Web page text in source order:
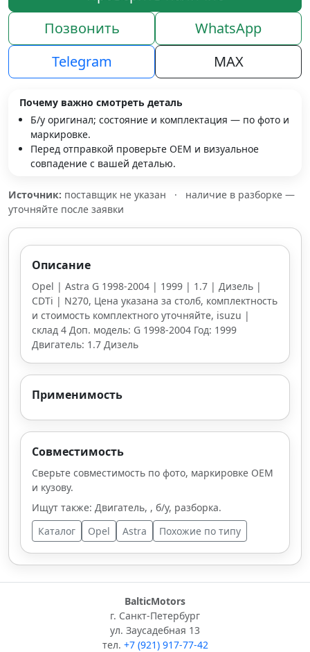
Позвонить
WhatsApp
Telegram
MAX
Почему важно смотреть деталь
Б/у оригинал; состояние и комплектация — по фото и
маркировке.
Перед отправкой проверьте OEM и визуальное
совпадение с вашей деталью.
Источник: поставщик не указан ·
наличие в разборке —
уточняйте после заявки
Описание
Opel | Astra G 1998-2004 | 1999 | 1.7 | Дизель |
CDTi | N270, Цена указана за столб, комплектность
и стоимость комплектного уточняйте, isuzu |
склад 4 Доп. модель: G 1998-2004 Год: 1999
Двигатель: 1.7 Дизель
Применимость
Совместимость
Сверьте совместимость по фото, маркировке OEM
и кузову.
Ищут также: Двигатель, , б/у, разборка.
Каталог
Opel Astra Похожие по типу
BalticMotors
г. Санкт-Петербург
ул. Заусадебная 13
тел. +7 (921) 917-77-42